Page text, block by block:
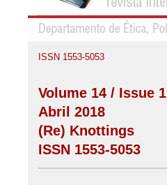
ISSN 1553-5053
Volume 14 / Issue 1
Abril 2018
(Re) Knottings
ISSN 1553-5053